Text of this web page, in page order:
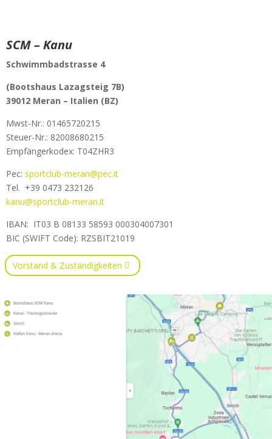
SCM – Kanu
Schwimmbadstrasse 4
(Bootshaus Lazagsteig 7B)
39012 Meran – Italien (BZ)
Mwst-Nr.: 01465720215
Steuer-Nr.: 82008680215
Empfängerkodex: T04ZHR3
Pec: sportclub-meran@pec.it
Tel. +39 0473 232126
kanu@sportclub-meran.it
IBAN: IT03 B 08133 58593 000304007301
BIC (SWIFT Code): RZSBIT21019
Vorstand & Zuständigkeiten